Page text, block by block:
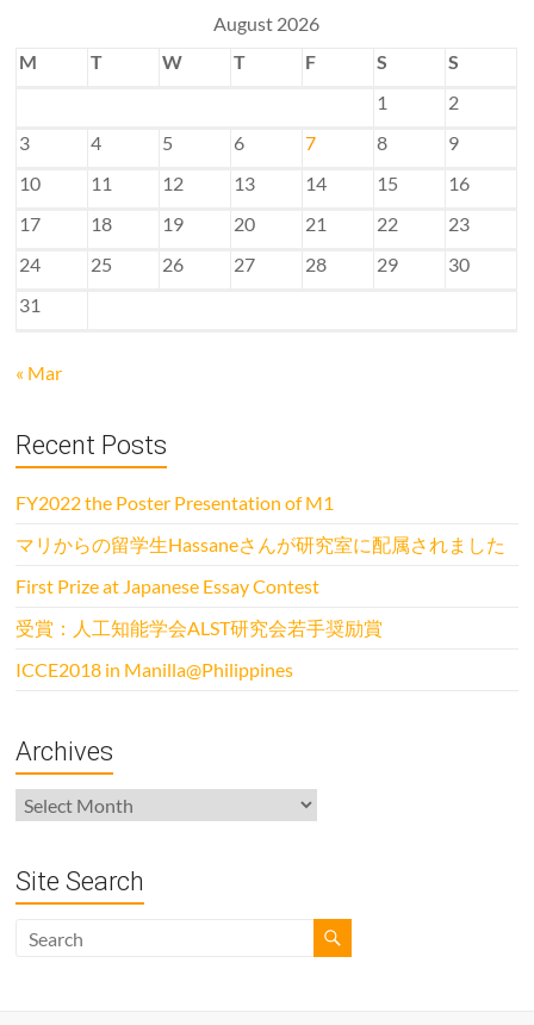
August 2026
M
T W T F S
S
1
2
3
4 5 6 7 8
9
10
11 12 13 14 15
16
17
18 19 20 21 22
23
24
25 26 27 28 29
30
31
« Mar
Recent Posts
FY2022 the Poster Presentation of M1
マリからの留学生Hassaneさんが研究室に配属されました
First Prize at Japanese Essay Contest
受賞：人工知能学会ALST研究会若手奨励賞
ICCE2018 in Manilla@Philippines
Archives
Archives
Site Search